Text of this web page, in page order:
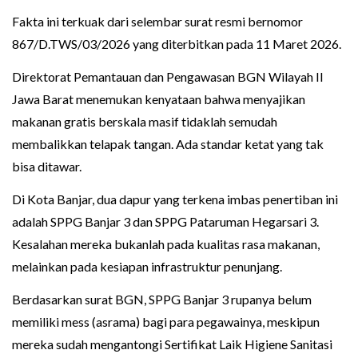
Fakta ini terkuak dari selembar surat resmi bernomor
867/D.TWS/03/2026 yang diterbitkan pada 11 Maret 2026.
Direktorat Pemantauan dan Pengawasan BGN Wilayah II
Jawa Barat menemukan kenyataan bahwa menyajikan
makanan gratis berskala masif tidaklah semudah
membalikkan telapak tangan. Ada standar ketat yang tak
bisa ditawar.
Di Kota Banjar, dua dapur yang terkena imbas penertiban ini
adalah SPPG Banjar 3 dan SPPG Pataruman Hegarsari 3.
Kesalahan mereka bukanlah pada kualitas rasa makanan,
melainkan pada kesiapan infrastruktur penunjang.
Berdasarkan surat BGN, SPPG Banjar 3 rupanya belum
memiliki mess (asrama) bagi para pegawainya, meskipun
mereka sudah mengantongi Sertifikat Laik Higiene Sanitasi